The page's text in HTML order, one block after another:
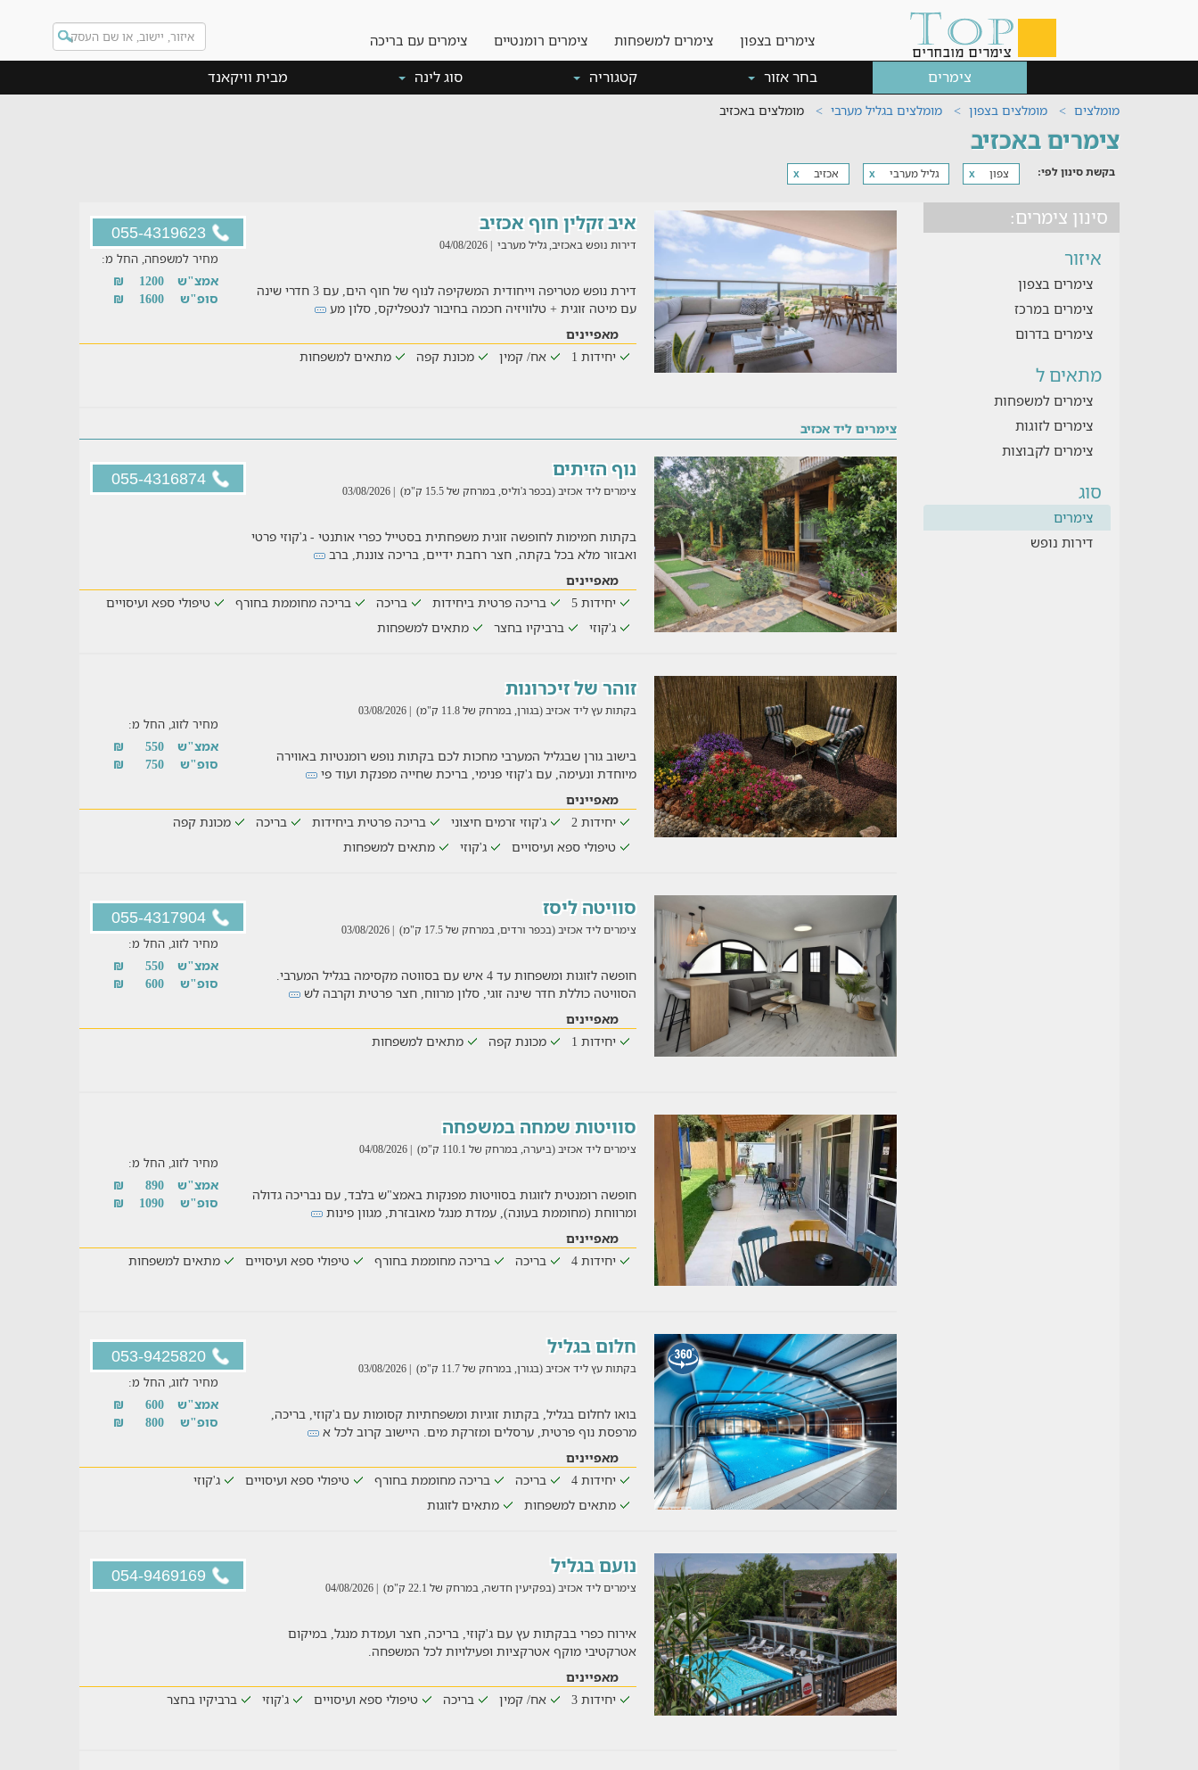
צימרים בצפון צימרים למשפחות צימרים רומנטיים צימרים עם בריכה
צימרים בחר אזור קטגוריה סוג לינה מבית וויקאנד
מומלצים מומלצים בצפון מומלצים בגליל מערבי מומלצים באכזיב
צימרים באכזיב
בקשת סינון לפי: x צפון x גליל מערבי x אכזיב
סינון צימרים:
איזור
צימרים בצפון
צימרים במרכז
צימרים בדרום
מתאים ל
צימרים למשפחות
צימרים לזוגות
צימרים לקבוצות
סוג
צימרים
דירות נופש
055-4319623 איב זקלין חוף אכזיב
דירות נופש באכזיב, גליל מערבי | 04/08/2026
דירת נופש מטריפה וייחודית המשקיפה לנוף של חוף הים, עם 3 חדרי שינה
עם מיטה זוגית + טלוויזיה חכמה בחיבור לנטפליקס, סלון מע
מחיר למשפחה, החל מ:
אמצ"ש 1200
₪
סופ"ש
1600
₪
מאפיינים
יחידות 1
אח/ קמין מכונת קפה מתאים למשפחות
צימרים ליד אכזיב
055-4316874 נוף הזיתים
צימרים ליד אכזיב (בכפר ג'וליס, במרחק של 15.5 ק"מ) | 03/08/2026
בקתות חמימות לחופשה זוגית משפחתית בסטייל כפרי אותנטי - ג'קוזי פרטי
ואבזור מלא בכל בקתה, חצר רחבת ידיים, בריכה צוננת, ברב
מאפיינים
יחידות 5
בריכה פרטית ביחידות בריכה בריכה מחוממת בחורף
טיפולי ספא ועיסויים
ג'קוזי
ברביקיו בחצר מתאים למשפחות
זוהר של זיכרונות
בקתות עץ ליד אכזיב (בגורן, במרחק של 11.8 ק"מ) | 03/08/2026
בישוב גורן שבגליל המערבי מחכות לכם בקתות נופש רומנטיות באווירה
מיוחדת ונעימה, עם ג'קוזי פנימי, בריכת שחייה מפנקת ועוד פי
מחיר לזוג, החל מ:
אמצ"ש 550
₪
סופ"ש
750
₪
מאפיינים
יחידות 2
ג'קוזי זרמים חיצוני בריכה פרטית ביחידות בריכה
מכונת קפה
טיפולי ספא ועיסויים
ג'קוזי מתאים למשפחות
055-4317904 סוויטה ליסז
צימרים ליד אכזיב (בכפר ורדים, במרחק של 17.5 ק"מ) | 03/08/2026
חופשה לזוגות ומשפחות עד 4 איש עם בסווטה מקסימה בגליל המערבי.
הסוויטה כוללת חדר שינה זוגי, סלון מרווח, חצר פרטית וקרבה לש
מחיר לזוג, החל מ:
אמצ"ש 550
₪
סופ"ש
600
₪
מאפיינים
יחידות 1
מכונת קפה מתאים למשפחות
סוויטות שמחה במשפחה
צימרים ליד אכזיב (ביערה, במרחק של 110.1 ק"מ) | 04/08/2026
חופשה רומנטית לזוגות בסוויטות מפנקות באמצ"ש בלבד, עם נבריכה גדולה
ומרווחת (מחוממת בעונה), עמדת מנגל מאובזרת, מגוון פינות
מחיר לזוג, החל מ:
אמצ"ש 890
₪
סופ"ש
1090
₪
מאפיינים
יחידות 4
בריכה בריכה מחוממת בחורף טיפולי ספא ועיסויים מתאים למשפחות
053-9425820 חלום בגליל
בקתות עץ ליד אכזיב (בגורן, במרחק של 11.7 ק"מ) | 03/08/2026
בואו לחלום בגליל, בקתות זוגיות ומשפחתיות קסומות עם ג'קוזי, בריכה,
מרפסת נוף פרטית, ערסלים ומזרקת מים. היישוב קרוב לכל א
מחיר לזוג, החל מ:
אמצ"ש 600
₪
סופ"ש
800
₪
מאפיינים
יחידות 4
בריכה בריכה מחוממת בחורף טיפולי ספא ועיסויים
ג'קוזי
מתאים למשפחות
מתאים לזוגות
054-9469169 נועם בגליל
צימרים ליד אכזיב (בפקיעין חדשה, במרחק של 22.1 ק"מ) | 04/08/2026
אירוח כפרי בבקתות עץ עם ג'קוזי, בריכה, חצר ועמדת מנגל, במיקום
אטרקטיבי מוקף אטרקציות ופעילויות לכל המשפחה.
מאפיינים
יחידות 3
אח/ קמין בריכה טיפולי ספא ועיסויים ג'קוזי ברביקיו בחצר